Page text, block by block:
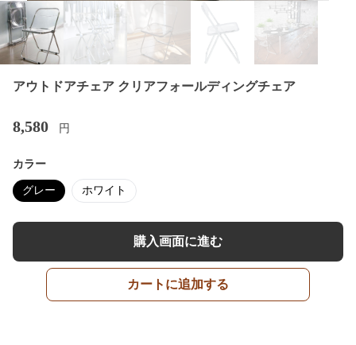
アウトドアチェア クリアフォールディングチェア
8,580 円
カラー
グレー ホワイト
購入画面に進む
カートに追加する